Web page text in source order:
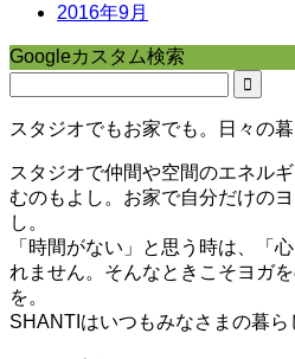
2016年9月
Googleカスタム検索
スタジオでもお家でも。日々の
スタジオで仲間や空間のエネル
むのもよし。お家で自分だけの
し。
「時間がない」と思う時は、「
れません。そんなときこそヨガ
を。
SHANTIはいつもみなさまの暮ら